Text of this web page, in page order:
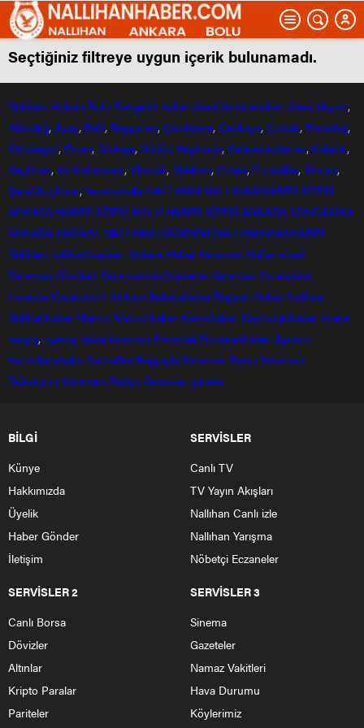
Seçtiğiniz filtreye uygun içerik bulunamadı.
Nallıhan Ankara Bolu Eskişehir haber sitesi Ankarahabersitesi Akyurt,
Altındağ,Ayaş, Balâ, Beypazarı, Çamlıdere, Çankaya, Çubuk, Elmadağ,
Etimesgut, Evren,Gölbaşı,Güdül, Haymana, Kahramankazan, Kalecik,
Keçiören, Kızılcahamam, Mamak, Nallıhan, Polatlı, Pursaklar,Sincan,
Şereflikoçhisar,Yenimahalle NALLIHAN NALLIHAN HABER SİTESİ
ANKARA HABER SİTESİ BOLU HABER SİTESİ ANKARA SONDAKİKA
ANKARA MASASI NALLIHAN GÜNDEM NALLIHANHASHABER
Nallihan nallihanhasber Ankara Haber Karaman Haber sitesi
Karaman Gündem Karamandan Haberler Karaman Sondakika
Larende Karaman24 Ankara Ankarahaber Beyparı Haber Nallıhan
Nalıhanhaber Memur Memurhaber Kamuhaber Kamudanhaber imaret
asayiş, uyanış haberkaraman Ermenek Ermenekhaber Ayrancı
Kazımkarabekir Sarıveliler Başyayla Karaman Basın Karaman
Televizyon Karaman Radyo Karaman gazete
BİLGİ
Künye
Hakkımızda
Üyelik
Haber Gönder
İletişim
SERVİSLER
Canlı TV
TV Yayın Akışları
Nallıhan Canlı izle
Nallıhan Yarışma
Nöbetçi Eczaneler
SERVİSLER 2
Canlı Borsa
Dövizler
Altınlar
Kripto Paralar
Pariteler
SERVİSLER 3
Sinema
Gazeteler
Namaz Vakitleri
Hava Durumu
Köylerimiz